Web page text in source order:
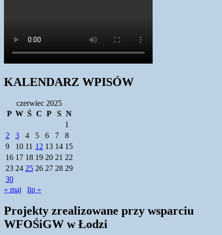
KALENDARZ WPISÓW
czerwiec 2025
P W Ś C P S N
1
2
3 4 5 6 7
8
9
10 11 12 13 14 15
16 17 18 19 20 21 22
23 24 25 26 27 28 29
30
« maj
lip »
Projekty zrealizowane przy wsparciu
WFOŚiGW w Łodzi